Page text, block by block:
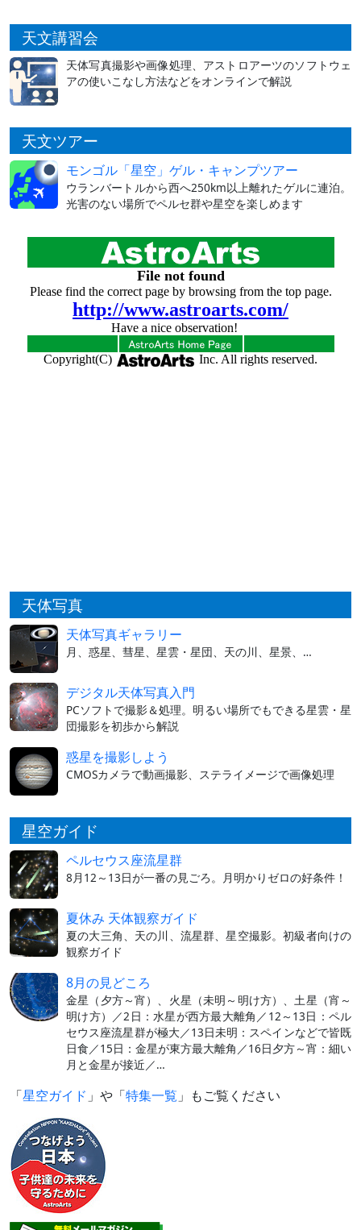
天文講習会
天体写真撮影や画像処理、アストロアーツのソフトウェ
アの使いこなし方法などをオンラインで解説
天文ツアー
モンゴル「星空」ゲル・キャンプツアー
ウランバートルから西へ250km以上離れたゲルに連泊。
光害のない場所でペルセ群や星空を楽しめます
天体写真
天体写真ギャラリー
月、惑星、彗星、星雲・星団、天の川、星景、…
デジタル天体写真入門
PCソフトで撮影＆処理。明るい場所でもできる星雲・星
団撮影を初歩から解説
惑星を撮影しよう
CMOSカメラで動画撮影、ステライメージで画像処理
星空ガイド
ペルセウス座流星群
8月12～13日が一番の見ごろ。月明かりゼロの好条件！
夏休み 天体観察ガイド
夏の大三角、天の川、流星群、星空撮影。初級者向けの
観察ガイド
8月の見どころ
金星（夕方～宵）、火星（未明～明け方）、土星（宵～
明け方）／2日：水星が西方最大離角／12～13日：ペル
セウス座流星群が極大／13日未明：スペインなどで皆既
日食／15日：金星が東方最大離角／16日夕方～宵：細い
月と金星が接近／…
「星空ガイド 」や「特集一覧 」もご覧ください